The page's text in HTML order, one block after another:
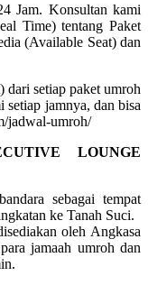
Jam. Konsultan kami
Time) tentang Paket
(Available Seat) dan
dari setiap paket umroh
setiap jamnya, dan bisa
jadwal-umroh/
LOUNGE
sebagai tempat
ke Tanah Suci.
oleh Angkasa
jamaah umroh dan